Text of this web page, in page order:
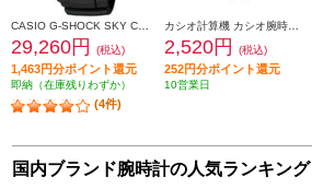
29,260円 (税込)
1,463円分ポイント還元
即納（在庫残りわずか）
(4件)
2,520円 (税込)
252円分ポイント還元
10営業日
国内ブランド腕時計の人気ランキング